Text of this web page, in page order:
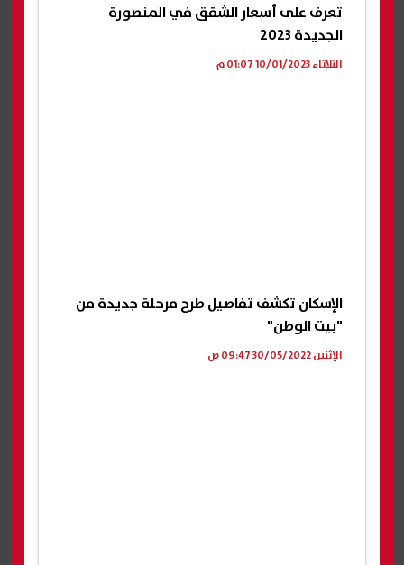
تعرف على أسعار الشقق في المنصورة
الجديدة 2023
الثلاثاء 10/01/2023 01:07 م
الإسكان تكشف تفاصيل طرح مرحلة جديدة من
"بيت الوطن"
الإثنين 30/05/2022 09:47 ص